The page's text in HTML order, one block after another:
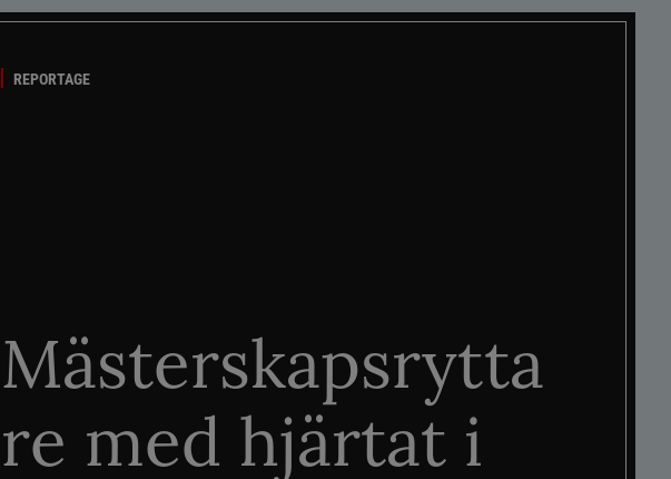
REPORTAGE
Mästerskapsrytta
re med hjärtat i